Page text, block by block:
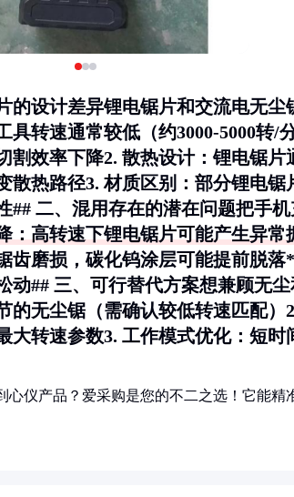
的设计差异锂电锯片和交流电无
具转速通常较低（约3000-5000转/
割效率下降2. 散热设计：锂电锯片
散热路径3.材质区别 ：部分锂电
## 二、混用存在的潜在问题把手
：高转速下锂电锯片可能产生异常
齿磨损，碳化钨涂层可能提前脱落*
动## 三、可行替代方案想兼顾无
的无尘锯（需确认较低转速匹配）
大转速参数3. 工作模式优化：短时
心仪产品？爱采购是您的不二之选！它能